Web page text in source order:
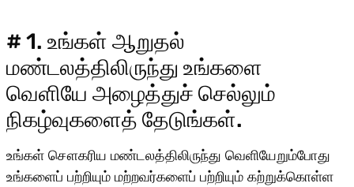
# 1. உங்கள் ஆறுதல்
மண்டலத்திலிருந்து உங்களை
வெளியே அழைத்துச் செல்லும்
நிகழ்வுகளைத் தேடுங்கள்.
உங்கள் சௌகரிய மண்டலத்திலிருந்து வெளியேறும்போது
உங்களைப் பற்றியும் மற்றவர்களைப் பற்றியும் கற்றுக்கொள்ள